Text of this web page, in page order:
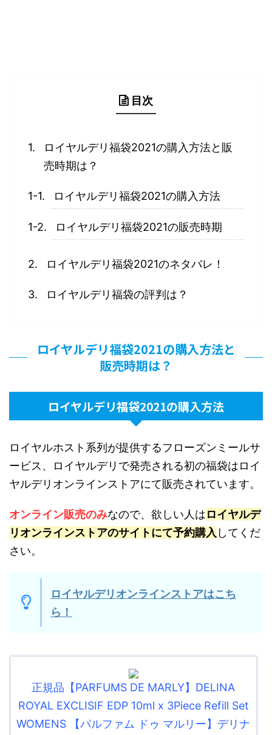
目次
ロイヤルデリ福袋2021の購入方法と販
売時期は？
ロイヤルデリ福袋2021の購入方法
ロイヤルデリ福袋2021の販売時期
ロイヤルデリ福袋2021のネタバレ！
ロイヤルデリ福袋の評判は？
ロイヤルデリ福袋2021の購入方法と
販売時期は？
ロイヤルデリ福袋2021の購入方法
ロイヤルホスト系列が提供するフローズンミールサ
ービス、ロイヤルデリで発売される初の福袋はロイ
ヤルデリオンラインストアにて販売されています。
オンライン販売のみなので、欲しい人はロイヤルデ
リオンラインストアのサイトにて予約購入 してくだ
さい。
ロイヤルデリオンラインストアはこち
ら！
正規品【PARFUMS DE MARLY】DELINA
ROYAL EXCLISIF EDP 10ml x 3Piece Refill Set
WOMENS 【パルファム ドゥ マルリー】デリナ